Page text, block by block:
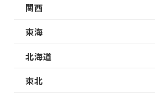
関西
東海
北海道
東北